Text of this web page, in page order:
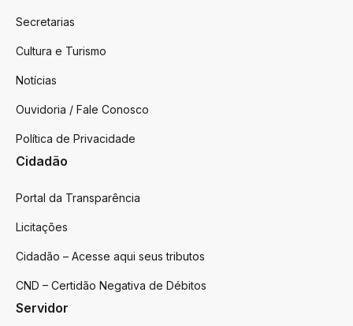
Secretarias
Cultura e Turismo
Notícias
Ouvidoria / Fale Conosco
Política de Privacidade
Cidadão
Portal da Transparência
Licitações
Cidadão – Acesse aqui seus tributos
CND – Certidão Negativa de Débitos
Servidor